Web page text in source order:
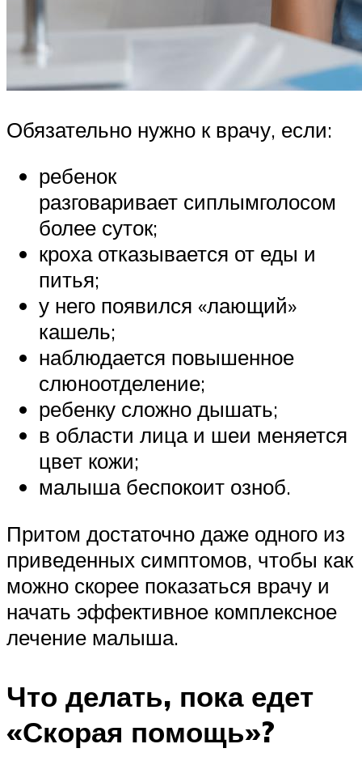
Обязательно нужно к врачу, если:
ребенок
разговаривает сиплымголосом
более суток;
кроха отказывается от еды и
питья;
у него появился «лающий»
кашель;
наблюдается повышенное
слюноотделение;
ребенку сложно дышать;
в области лица и шеи меняется
цвет кожи;
малыша беспокоит озноб.
Притом достаточно даже одного из
приведенных симптомов, чтобы как
можно скорее показаться врачу и
начать эффективное комплексное
лечение малыша.
Что делать, пока едет
«Скорая помощь»?